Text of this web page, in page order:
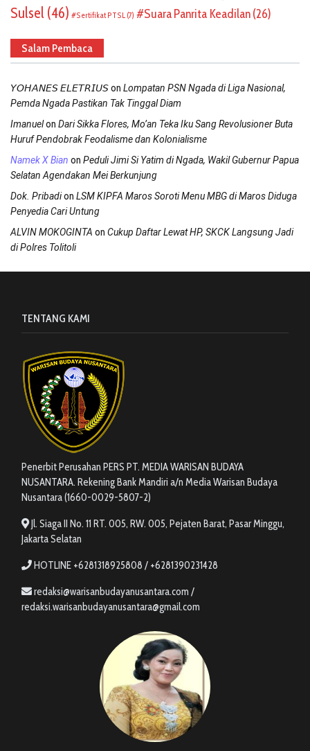
Sulsel (46) Sertifikat PTSL (7) Suara Panrita Keadilan(26)
Salam Pembaca
𝘠𝘖𝘏𝘈𝘕𝘌𝘚 𝘌𝘓𝘌𝘛𝘙𝘐𝘜𝘚on Lompatan PSN Ngada di Liga Nasional,
Pemda Ngada Pastikan Tak Tinggal Diam
Imanuelon Dari Sikka Flores, Mo’an Teka Iku Sang Revolusioner Buta
Huruf Pendobrak Feodalisme dan Kolonialisme
Namek X Bian on Peduli Jimi Si Yatim di Ngada, Wakil Gubernur Papua
Selatan Agendakan Mei Berkunjung
Dok. Pribadion LSM KIPFA Maros Soroti Menu MBG di Maros Diduga
Penyedia Cari Untung
ALVIN MOKOGINTA on Cukup Daftar Lewat HP, SKCK Langsung Jadi
di Polres Tolitoli
TENTANG KAMI
Penerbit Perusahan PERS PT. MEDIA WARISAN BUDAYA
NUSANTARA. Rekening Bank Mandiri a/n Media Warisan Budaya
Nusantara (1660-0029-5807-2)
Jl. Siaga II No. 11 RT. 005, RW. 005, Pejaten Barat, Pasar Minggu,
Jakarta Selatan
HOTLINE +6281318925808 / +6281390231428
redaksi@warisanbudayanusantara.com /
redaksi.warisanbudayanusantara@gmail.com